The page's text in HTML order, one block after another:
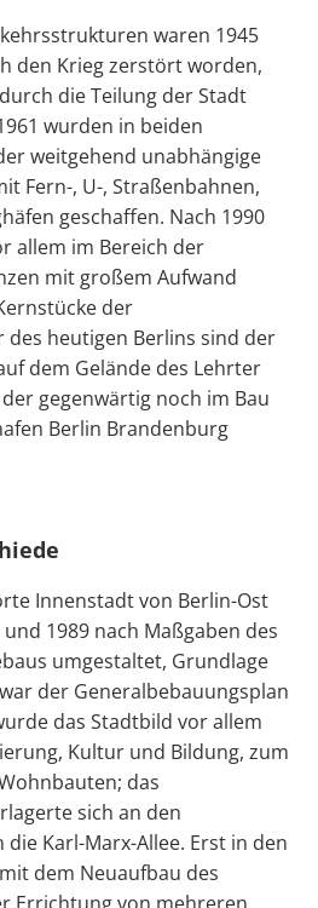
waren 1945
den Krieg zerstört worden,
die Teilung der Stadt
wurden in beiden
weitgehend unabhängige
Fern-, U-, Straßenbahnen,
geschaffen. Nach 1990
allem im Bereich der
mit großem Aufwand
der
heutigen Berlins sind der
dem Gelände des Lehrter
gegenwärtig noch im Bau
Berlin Brandenburg
Innenstadt von Berlin-Ost
1989 nach Maßgaben des
umgestaltet, Grundlage
der Generalbebauungsplan
das Stadtbild vor allem
Kultur und Bildung, zum
das
sich an den
Karl-Marx-Allee. Erst in den
dem Neuaufbau des